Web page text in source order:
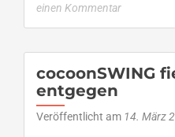
–
einen Kommentar
cocoonSWING
entgegen
Veröffentlicht am 14. März